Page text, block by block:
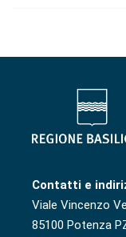
Contatti e
Viale Vincenzo
85100 Potenza